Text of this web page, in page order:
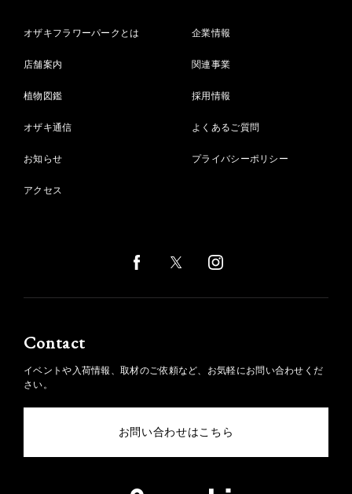
オザキフラワーパークとは
店舗案内
植物図鑑
オザキ通信
お知らせ
アクセス
企業情報
関連事業
採用情報
よくあるご質問
プライバシーポリシー
Contact
イベントや入荷情報、取材のご依頼など、お気軽にお問い合わせくだ
さい。
お問い合わせはこちら